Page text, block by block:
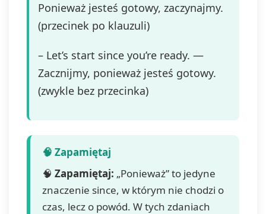
Ponieważ jesteś gotowy, zaczynajmy.
(przecinek po klauzuli)
– Let’s start since you’re ready. —
Zacznijmy, ponieważ jesteś gotowy.
(zwykle bez przecinka)
🧠 Zapamiętaj: „Ponieważ” to jedyne
znaczenie since, w którym nie chodzi o
czas, lecz o powód. W tych zdaniach